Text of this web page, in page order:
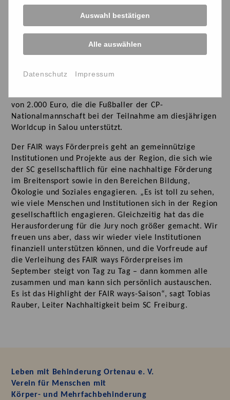
sechsstellige Summe aus: 100.000 Euro wurden es in
diesem Jahr an 37 Institutionen und Projekte vergeben.
Die Zahl der Bewerbungen lag in diesem Jahr auf
einem bisher unerreichten Hoch. Bewarben sich im
von 2.000 Euro, die die Fußballer der CP-
Nationalmannschaft bei der Teilnahme am diesjährigen
Worldcup in Salou unterstützt.
Der FAIR ways Förderpreis geht an gemeinnützige
Institutionen und Projekte aus der Region, die sich wie
der SC gesellschaftlich für eine nachhaltige Förderung
im Breitensport sowie in den Bereichen Bildung,
Ökologie und Soziales engagieren. „Es ist toll zu sehen,
wie viele Menschen und Institutionen sich in der Region
gesellschaftlich engagieren. Gleichzeitig hat das die
Herausforderung für die Jury noch größer gemacht. Wir
freuen uns aber, dass wir wieder viele Institutionen
finanziell unterstützen können, und die Vorfreude auf
die Verleihung des FAIR ways Förderpreises im
September steigt von Tag zu Tag – dann kommen alle
zusammen und man kann sich persönlich austauschen.
Es ist das Highlight der FAIR ways-Saison“, sagt Tobias
Rauber, Leiter Nachhaltigkeit beim SC Freiburg.
Leben mit Behinderung Ortenau e. V.
Verein für Menschen mit
Körper- und Mehrfachbehinderung
Auswahl bestätigen
Alle auswählen
Datenschutz Impressum